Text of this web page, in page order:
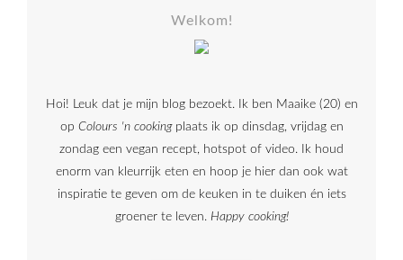
Welkom!
Hoi! Leuk dat je mijn blog bezoekt. Ik ben Maaike (20) en
op Colours 'n cookingplaats ik op dinsdag, vrijdag en
zondag een vegan recept, hotspot of video. Ik houd
enorm van kleurrijk eten en hoop je hier dan ook wat
inspiratie te geven om de keuken in te duiken én iets
groener te leven. Happy cooking!